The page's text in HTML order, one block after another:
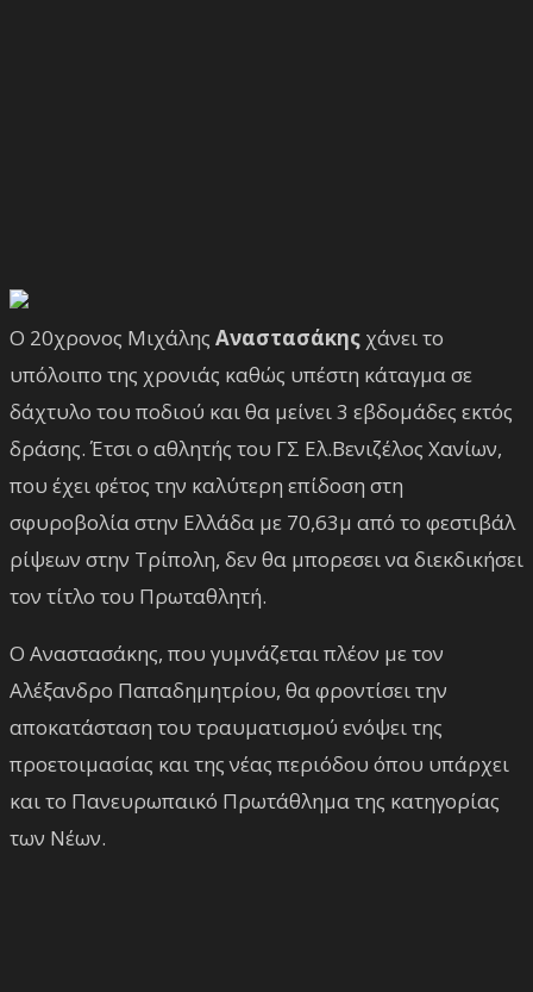
Ο 20χρονος Μιχάλης Αναστασάκης χάνει το
υπόλοιπο της χρονιάς καθώς υπέστη κάταγμα σε
δάχτυλο του ποδιού και θα μείνει 3 εβδομάδες εκτός
δράσης. Έτσι ο αθλητής του ΓΣ Ελ.Βενιζέλος Χανίων,
που έχει φέτος την καλύτερη επίδοση στη
σφυροβολία στην Ελλάδα με 70,63μ από το φεστιβάλ
ρίψεων στην Τρίπολη, δεν θα μπορεσει να διεκδικήσει
τον τίτλο του Πρωταθλητή.
Ο Αναστασάκης, που γυμνάζεται πλέον με τον
Αλέξανδρο Παπαδημητρίου, θα φροντίσει την
αποκατάσταση του τραυματισμού ενόψει της
προετοιμασίας και της νέας περιόδου όπου υπάρχει
και το Πανευρωπαικό Πρωτάθλημα της κατηγορίας
των Νέων.